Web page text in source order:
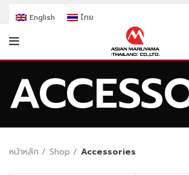
English ไทย
หน้าหลัก Shop Accessories